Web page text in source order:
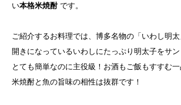
い本格米焼酎です。
ご紹介するお料理では、博多名物の「いわし明太
開きになっているいわしにたっぷり明太子をサン
とても簡単なのに主役級！お酒もご飯もすすむ一
米焼酎と魚の旨味の相性は抜群です！